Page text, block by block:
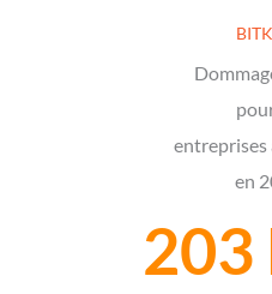
entreprises
en
203